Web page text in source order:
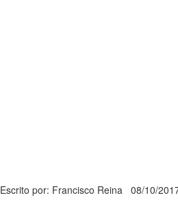
Escrito por: Francisco Reina 08/10/